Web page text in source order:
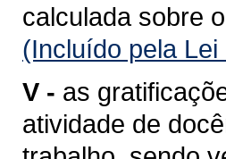
calculada sobre
(Incluído pela
V - as
atividade de